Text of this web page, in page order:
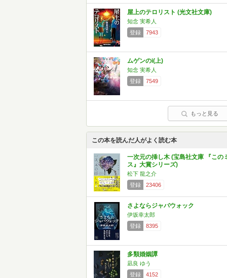
屋上のテロリスト (光文社文庫)
知念 実希人
登録
7943
ムゲンのi(上)
知念 実希人
登録
7549
もっと見る
この本を読んだ人がよく読む本
一次元の挿し木 (宝島社文庫 『この
ス』大賞シリーズ)
松下 龍之介
登録
23406
さよならジャバウォック
伊坂幸太郎
登録
8395
多類婚姻譚
凪良 ゆう
登録
4152